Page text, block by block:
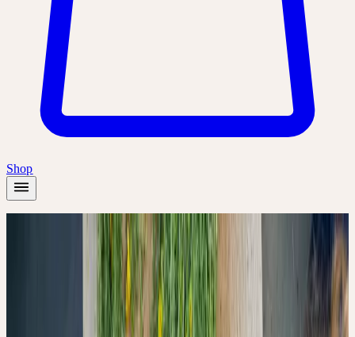
Shop
Ein Wettlauf gegen die Zeit: Warum die Verarbeitung
frischer Pflanzen über die Qualität der Tinktur entscheidet
Min. Lesezeit